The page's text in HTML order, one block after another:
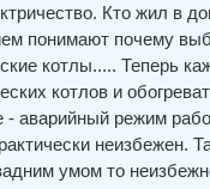
Кто жил в
понимают почему
котлы..... Теперь
котлов и
- аварийный режим
неизбежен.
умом то